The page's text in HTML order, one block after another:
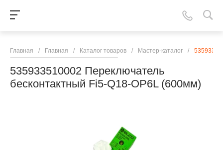
Главная / Главная / Каталог товаров / Мастер-каталог /
535933510002 Переключатель
бесконтактный Fi5-Q18-OP6L (600мм)